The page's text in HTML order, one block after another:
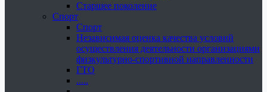
Старшее поколение
Спорт
Спорт
Независимая оценка качества условий
осуществления деятельности организациями
физкультурно-спортивной направленности
ГТО
.....